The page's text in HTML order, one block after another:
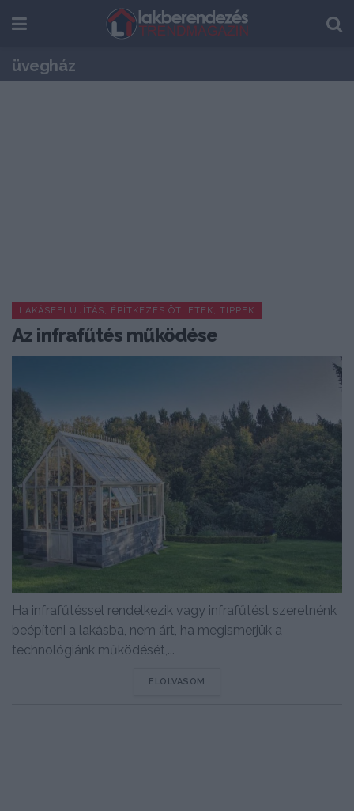
üvegház
LAKÁSFELÚJÍTÁS, ÉPÍTKEZÉS ÖTLETEK, TIPPEK
Az infrafűtés működése
Ha infrafűtéssel rendelkezik vagy infrafűtést szeretnénk
beépíteni a lakásba, nem árt, ha megismerjük a
technológiánk működését,...
ELOLVASOM